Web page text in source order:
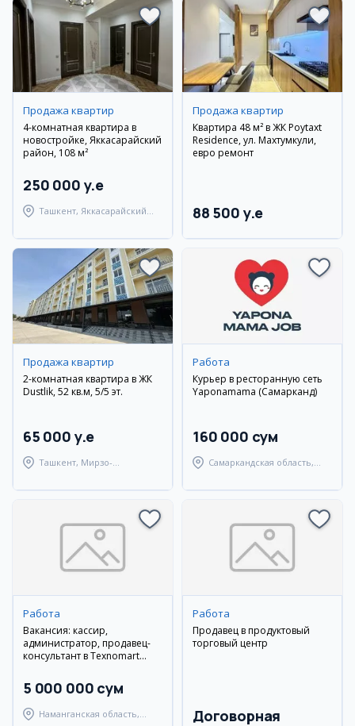
Продажа квартир
4-комнатная квартира в
новостройке, Яккасарайский
район, 108 м²
250 000 y.e
Ташкент, Яккасарайский
Продажа квартир
Квартира 48 м² в ЖК Poytaxt
Residence, ул. Махтумкули,
евро ремонт
88 500 y.e
Продажа квартир
2-комнатная квартира в ЖК
Dustlik, 52 кв.м, 5/5 эт.
65 000 y.e
Ташкент, Мирзо-
Работа
Курьер в ресторанную сеть
Yaponamama (Самарканд)
160 000 сум
Самаркандская область,
Работа
Вакансия: кассир,
администратор, продавец-
консультант в Texnomart
5 000 000 сум
Наманганская область,
Работа
Продавец в продуктовый
торговый центр
Договорная